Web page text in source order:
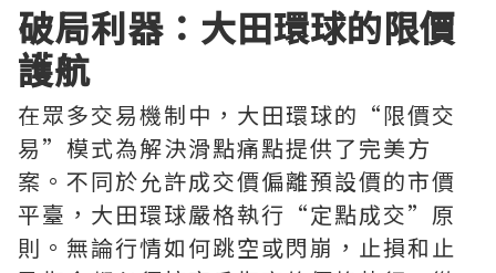
破局利器：大田環球的限價
護航
在眾多交易機制中，大田環球的“限價交
易”模式為解決滑點痛點提供了完美方
案。不同於允許成交價偏離預設價的市價
平臺，大田環球嚴格執行“定點成交”原
則。無論行情如何跳空或閃崩，止損和止